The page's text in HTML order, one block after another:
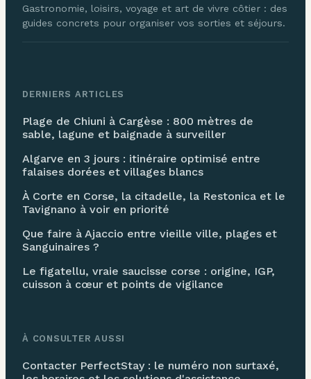
Gastronomie, loisirs, voyage et art de vivre côtier : des
guides concrets pour organiser vos sorties et séjours.
DERNIERS ARTICLES
Plage de Chiuni à Cargèse : 800 mètres de
sable, lagune et baignade à surveiller
Algarve en 3 jours : itinéraire optimisé entre
falaises dorées et villages blancs
À Corte en Corse, la citadelle, la Restonica et le
Tavignano à voir en priorité
Que faire à Ajaccio entre vieille ville, plages et
Sanguinaires ?
Le figatellu, vraie saucisse corse : origine, IGP,
cuisson à cœur et points de vigilance
À CONSULTER AUSSI
Contacter PerfectStay : le numéro non surtaxé,